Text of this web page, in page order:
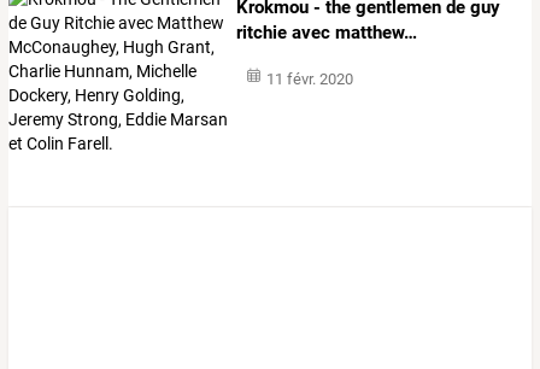
Krokmou - the gentlemen de guy
ritchie avec matthew…
11 févr. 2020